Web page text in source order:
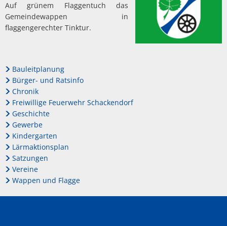
Auf grünem Flaggentuch das
Gemeindewappen in
flaggengerechter Tinktur.
Bauleitplanung
Bürger- und Ratsinfo
Chronik
Freiwillige Feuerwehr Schackendorf
Geschichte
Gewerbe
Kindergarten
Lärmaktionsplan
Satzungen
Vereine
Wappen und Flagge